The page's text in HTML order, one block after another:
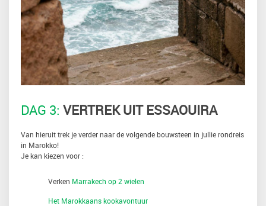
DAG 3: VERTREK UIT ESSAOUIRA
Van hieruit trek je verder naar de volgende bouwsteen in jullie rondreis
in Marokko!
Je kan kiezen voor :
Verken Marrakech op 2 wielen
Het Marokkaans kookavontuur